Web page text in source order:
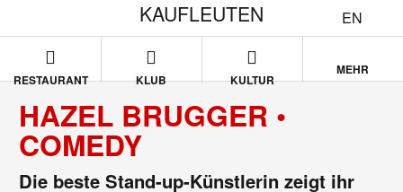
EN
KAUFLEUTEN
RESTAURANT KLUB KULTUR
MEHR
HAZEL BRUGGER •
COMEDY
Die beste Stand-up-Künstlerin zeigt ihr